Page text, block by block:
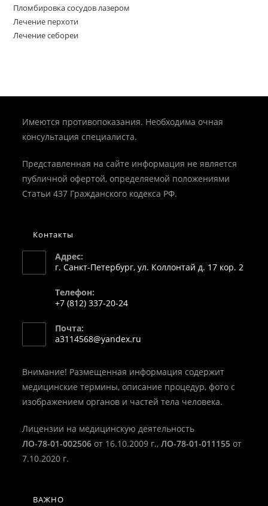
Пломбировка сосудов лазером
Лечение перхоти
Лечение себореи
Имеются противопоказания. Необходима очная
консультация специалиста.
Представленная на сайте информация не является
публичной офертой, определяемой положениями
Статьи 437 Гражданского кодекса РФ.
Контакты
Адрес:
г. Санкт-Петербург, ул. Коллонтай д. 17 кор. 2
Телефон:
+7 (812) 337-20-24
в
вашем
Почта:
a3114568@yandex.ru
приложении
Внимание! Размещенная информация содержит
медицинские термины, описание процедур, фото с
изображением органов и частей тела человека.
Лицензии на медицинскую деятельность
ЛО-78-01-002506 от 16.10.2009 г.,ЛО-78-01-011155 от
7.10.2020 г.
ВАЖНО